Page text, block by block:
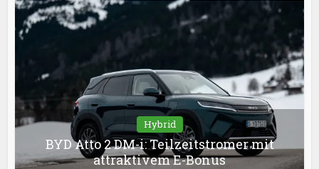
Hybrid
BYD Atto 2 DM-i: Teilzeitstromer mit
attraktivem E-Bonus